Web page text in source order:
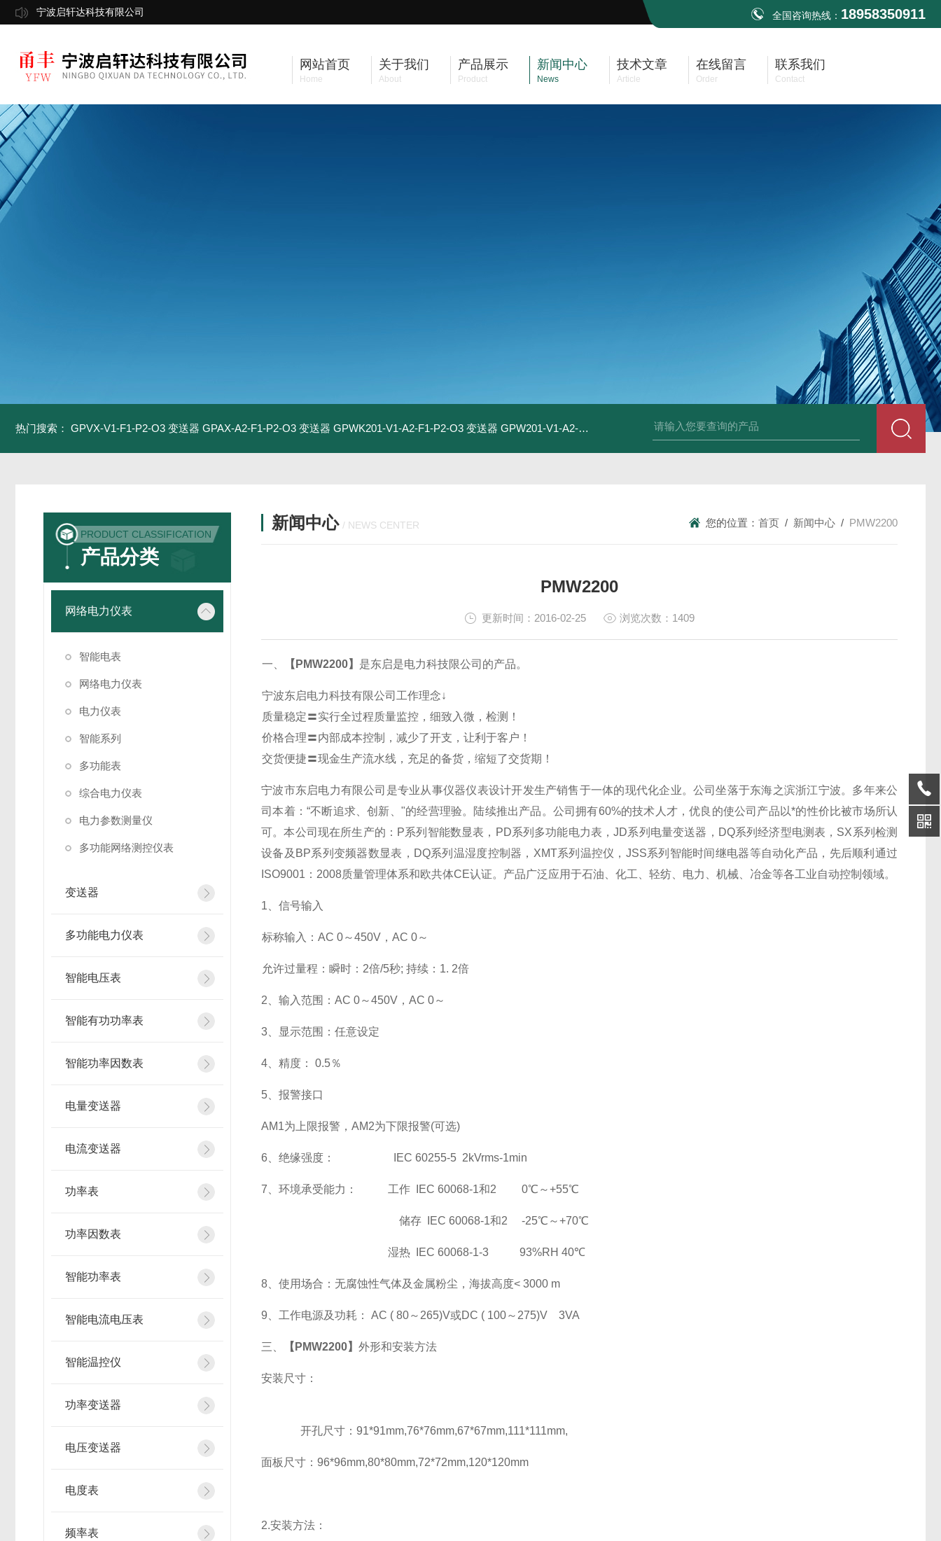
宁波启轩达科技有限公司 全国咨询热线： 18958350911
网站首页
Home
关于我们
About
产品展示
Product
新闻中心
News
技术文章
Article
在线留言
Order
联系我们
Contact
热门搜索： GPVX-V1-F1-P2-O3 变送器 GPAX-A2-F1-P2-O3 变送器 GPWK201-V1-A2-F1-P2-O3 变送器 GPW201-V1-A2-F1-P2-O3 变送器 变送器GPV-V1-F1-P2-O3 变送器GPA-A2-F1-P2-O3 变送器
PRODUCT CLASSIFICATION
产品分类
网络电力仪表
智能电表
网络电力仪表
电力仪表
智能系列
多功能表
综合电力仪表
电力参数测量仪
多功能网络测控仪表
变送器
多功能电力仪表
智能电压表
智能有功功率表
智能功率因数表
电量变送器
电流变送器
功率表
功率因数表
智能功率表
智能电流电压表
智能温控仪
功率变送器
电压变送器
电度表
频率表
新闻中心 / NEWS CENTER 您的位置： 首页 / 新闻中心 / PMW2200
PMW2200
更新时间：2016-02-25 浏览次数：1409
一、 【PMW2200】 是东启是电力科技限公司的产品。
宁波东启电力科技有限公司工作理念↓
质量稳定〓实行全过程质量监控，细致入微，检测！
价格合理〓内部成本控制，减少了开支，让利于客户！
交货便捷〓现金生产流水线，充足的备货，缩短了交货期！
宁波市东启电力有限公司是专业从事仪器仪表设计开发生产销售于一体的现代化企业。公司坐落于东海之滨浙江宁波。多年来公
司本着：“不断追求、创新、"的经营理验。陆续推出产品。公司拥有60%的技术人才，优良的使公司产品以*的性价比被市场所认
可。本公司现在所生产的：P系列智能数显表，PD系列多功能电力表，JD系列电量变送器，DQ系列经济型电测表，SX系列检测
设备及BP系列变频器数显表，DQ系列温湿度控制器，XMT系列温控仪，JSS系列智能时间继电器等自动化产品，先后顺利通过
ISO9001：2008质量管理体系和欧共体CE认证。产品广泛应用于石油、化工、轻纺、电力、机械、冶金等各工业自动控制领域。
1 、信号输入
标称输入：AC 0～450V，AC 0～
允许过量程：瞬时：2倍/5秒; 持续：1. 2倍
2 、输入范围：AC 0～450V ，AC 0～
3 显示范围：任意设定
4 、精度： 0.5％
5 、报警接口
AM1为上限报警，AM2为下限报警(可选)
6 、绝缘强度： IEC 60255-5 2kVrms-1min
7 、环境承受能力： 工作 IEC 60068-1和2 0℃～+55℃
储存 IEC 60068-1和2 -25℃～+70℃
湿热 IEC 60068-1-3 93%RH 40℃
8 、使用场合：无腐蚀性气体及金属粉尘，海拔高度< 3000 m
9 、工作电源及功耗： AC ( 80～265)V或DC ( 100～275)V 3VA
三、 【PMW2200】外形和安装方法
安装尺寸：
开孔尺寸：91*91mm,76*76mm,67*67mm,111*111mm,
面板尺寸：96*96mm,80*80mm,72*72mm,120*120mm
2.安装方法：